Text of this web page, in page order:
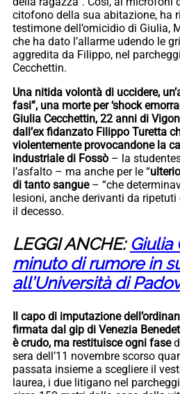
citofono della sua abitazione, ha
testimone dell’omicidio di Giulia,
che ha dato l’allarme udendo le
aggredita da Filippo, nel
Cecchettin.
Una nitida volontà di uccidere,
fasi”, una morte per ‘shock
Giulia Cecchettin, 22 anni di
dall’ex fidanzato Filippo Turetta
violentemente provocandone la
industriale di Fossò – la
l’asfalto – ma anche per le “
di tanto sangue– “che
lesioni, anche derivanti da
il decesso.
LEGGI ANCHE: Giulia
minuto di rumore in
all’Università di
Il capo di imputazione
firmata dal gip di Venezia
è crudo, ma restituisce ogni fase
sera dell’11 novembre scorso
passata insieme a scegliere il
laurea, i due litigano nel